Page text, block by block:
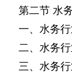
第二节 水
一、水务
二、水务
三、水务